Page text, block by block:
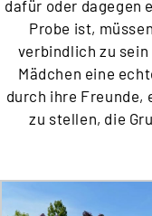
dafür oder dagegen
Probe ist,
verbindlich zu
Mädchen eine
durch ihre Freunde,
zu stellen, die